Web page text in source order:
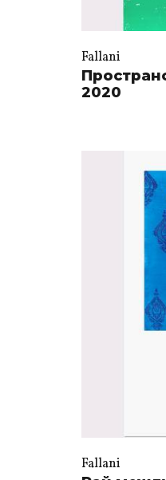
Fallani
2020
Fallani